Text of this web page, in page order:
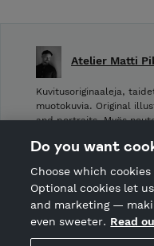
Hosted by
Atelier Matti
Kuvitusoriginaaleja,
muotokuvia. Original
and portraits. Myös
CANCEL ORDER
Do you want
Choose which
Optional cookies let
and marketing —
even sweeter. Read